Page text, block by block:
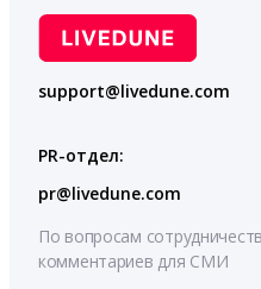
support@livedune.com
PR-отдел:
pr@livedune.com
По вопросам
комментариев для СМИ